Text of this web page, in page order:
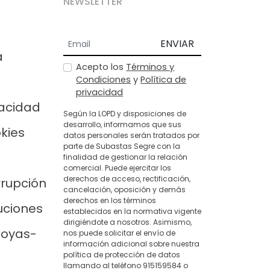
ENVIAR
Acepto los Términos y
Condiciones yPolítica de
privacidad
Según la LOPD y disposiciones de
desarrollo, informamos que sus
datos personales serán tratados por
parte de Subastas Segre con la
finalidad de gestionar la relación
comercial. Puede ejercitar los
derechos de acceso, rectificación,
cancelación, oposición y demás
derechos en los términos
establecidos en la normativa vigente
dirigiéndote a nosotros. Asimismo,
nos puede solicitar el envío de
información adicional sobre nuestra
política de protección de datos
llamando al teléfono 915159584 o